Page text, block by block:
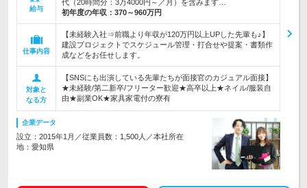
給与
代（20時間分：3万4000円～／月）を含みます…
初年度の年収： 370～960万円
仕事内容
【未経験入社⇒前職より年収が120万円以上UPした先輩も♪】
建設プロジェクトでスケジュール管理・打合せや提案・書類作
成などをお任せします。
対象と
なる方
【SNSにも出演している先輩たちが面接官のカジュアル面接】
★未経験/第二新卒/フリーター歓迎★高卒以上★ネイル/服装自
由★副業OK★家具家電付の寮有
企業データ
設立：2015年1月／従業員数：1,500人／本社所在
地：愛知県